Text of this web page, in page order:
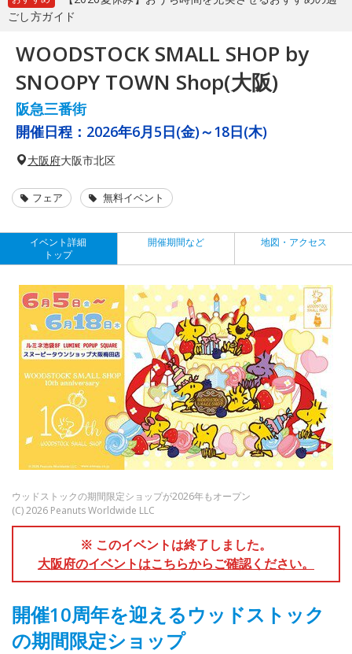
ごし方ガイド
WOODSTOCK SMALL SHOP by
SNOOPY TOWN Shop(大阪)
阪急三番街
開催日程： 2026年6月5日(金)～18日(木)
大阪府大阪市北区
フェア 無料イベント
イベント詳細
トップ
開催期間など 地図・アクセス
ウッドストックの期間限定ショップが2026年もオープン
(C) 2026 Peanuts Worldwide LLC
※ このイベントは終了しました。
大阪府のイベントはこちらからご確認ください。
開催10周年を迎えるウッドストック
の期間限定ショップ